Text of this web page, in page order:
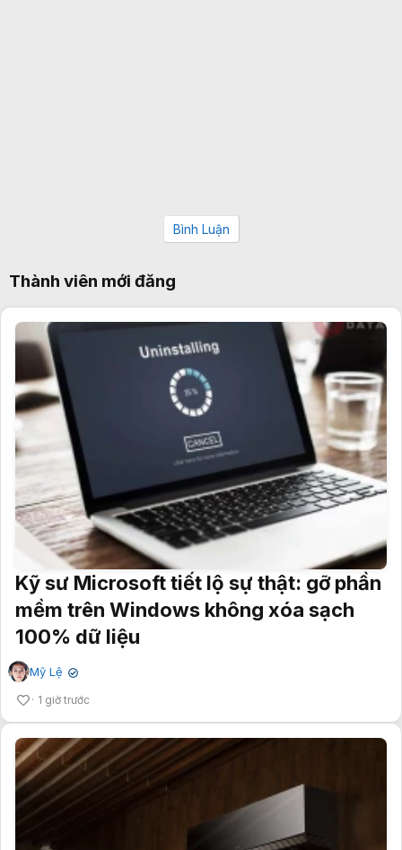
Bình Luận
Thành viên mới đăng
Kỹ sư Microsoft tiết lộ sự thật: gỡ phần
mềm trên Windows không xóa sạch
100% dữ liệu
Mỹ Lệ ✔
1 giờ trước